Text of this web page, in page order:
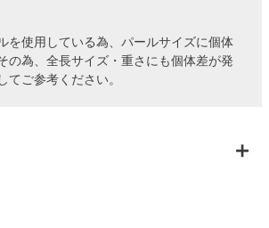
を使用している為、パールサイズに個体
の為、全長サイズ・重さにも個体差が発
てご参考ください。